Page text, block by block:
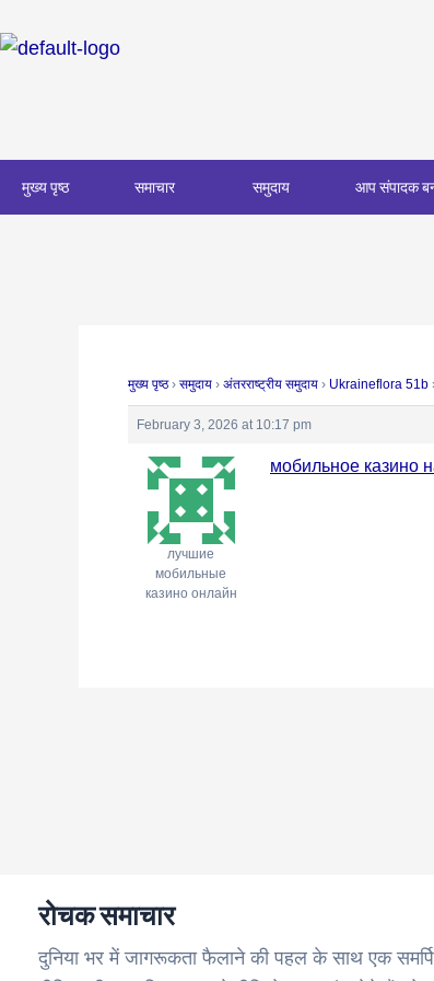
to
मुख्य पृष्ठ समाचार समुदाय आप संपादक
मुख्य पृष्ठ › समुदाय › अंतरराष्ट्रीय समुदाय › Ukraineflora 51b
February 3, 2026 at 10:17 pm
лучшие
мобильные
казино онлайн
мобильное казино
navigation
रोचक समाचार
दुनिया भर में जागरूकता फैलाने की पहल के साथ एक